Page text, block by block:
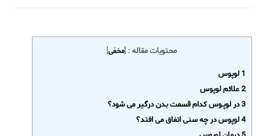
محتویات مقاله : [مخفی]
1 لوپوس
2 علائم لوپوس
3 در لوپـوس کدام قسمت بدن درگیر می شود؟
4 لوپوس در چه سنی اتفاق می افتد؟